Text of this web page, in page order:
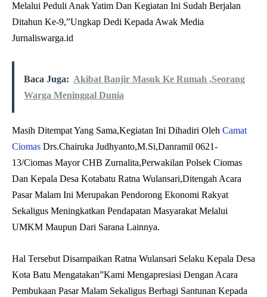
Melalui Peduli Anak Yatim Dan Kegiatan Ini Sudah Berjalan
Ditahun Ke-9,”Ungkap Dedi Kepada Awak Media
Jurnaliswarga.id
Baca Juga: Akibat Banjir Masuk Ke Rumah ,Seorang
Warga Meninggal Dunia
Masih Ditempat Yang Sama,Kegiatan Ini Dihadiri Oleh Camat
Ciomas Drs.Chairuka Judhyanto,M.Si,Danramil 0621-
13/Ciomas Mayor CHB Zurnalita,Perwakilan Polsek Ciomas
Dan Kepala Desa Kotabatu Ratna Wulansari,Ditengah Acara
Pasar Malam Ini Merupakan Pendorong Ekonomi Rakyat
Sekaligus Meningkatkan Pendapatan Masyarakat Melalui
UMKM Maupun Dari Sarana Lainnya.
Hal Tersebut Disampaikan Ratna Wulansari Selaku Kepala Desa
Kota Batu Mengatakan”Kami Mengapresiasi Dengan Acara
Pembukaan Pasar Malam Sekaligus Berbagi Santunan Kepada